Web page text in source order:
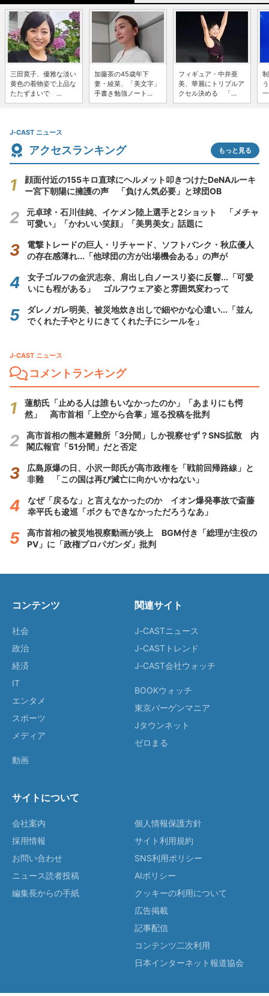
三田寛子、優雅な淡い
黄色の着物姿で上品な
たたずまいで ...
加藤茶の45歳年下
妻・綾菜、「美文字」
手書き勉強ノート...
フィギュア・中井亜
美、華麗にトリプルア
クセル決める 「...
J-CAST ニュース
アクセスランキング もっと見る
顔面付近の155キロ直球にヘルメット叩きつけたDeNAルーキ
ー宮下朝陽に擁護の声 「負けん気必要」と球団OB
元卓球・石川佳純、イケメン陸上選手と2ショット 「メチャ
可愛い」「かわいい笑顔」「美男美女」話題に
電撃トレードの巨人・リチャード、ソフトバンク・秋広優人
の存在感薄れ...「他球団の方が出場機会ある」の声が
女子ゴルフの金沢志奈、肩出し白ノースリ姿に反響...「可愛
いにも程がある」 ゴルフウェア姿と雰囲気変わって
ダレノガレ明美、被災地炊き出しで細やかな心遣い...「並ん
でくれた子やとりにきてくれた子にシールを」
J-CAST ニュース
コメントランキング
蓮舫氏「止める人は誰もいなかったのか」「あまりにも愕
然」 高市首相「上空から合掌」巡る投稿を批判
高市首相の熊本避難所「3分間」しか視察せず？SNS拡散 内
閣広報官「51分間」だと否定
広島原爆の日、小沢一郎氏が高市政権を「戦前回帰路線」と
非難 「この国は再び滅亡に向かいかねない」
なぜ「戻るな」と言えなかったのか イオン爆発事故で斎藤
幸平氏も逡巡「ボクもできなかっただろうなあ」
高市首相の被災地視察動画が炎上 BGM付き「総理が主役の
PV」に「政権プロパガンダ」批判
コンテンツ
社会
政治
経済
IT
エンタメ
スポーツ
メディア
動画
関連サイト
J-CASTニュース
J-CASTトレンド
J-CAST会社ウォッチ
BOOKウォッチ
東京バーゲンマニア
Jタウンネット
ゼロまる
サイトについて
会社案内
採用情報
お問い合わせ
ニュース読者投稿
編集長からの手紙
個人情報保護方針
サイト利用規約
SNS利用ポリシー
AIポリシー
クッキーの利用について
広告掲載
記事配信
コンテンツ二次利用
日本インターネット報道協会